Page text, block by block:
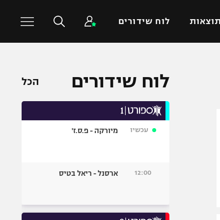
תוצאות לוח שידורים
כדורסל עולמי
כדורעף
היאבקות WWE
לוח שידורים הכל
עכשיו מיורקה - פ.ס.ז'
12:00 ארסנל - ריאל בטיס